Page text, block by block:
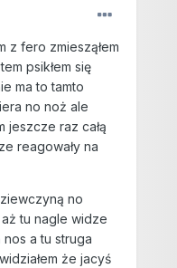
z fero zmiesząłem
psikłem się
ma to tamto
no noż ale
jeszcze raz całą
reagowały na
no
tu nagle widze
a tu struga
że jacyś